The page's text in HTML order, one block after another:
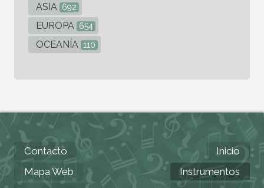
ASIA 692
EUROPA 654
OCEANÍA 110
Contacto
Mapa Web
Inicio
Instrumentos